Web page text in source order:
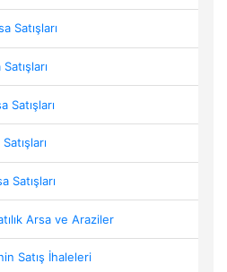
Satışları
Satışları
Satışları
Arsa ve Araziler
Satış İhaleleri